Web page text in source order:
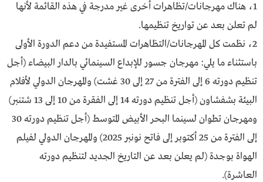
1، هناك مهرجانات/تظاهرات أخرى غير مدرجة في هذه القائمة لأنها
لم تعلن بعد عن تواريخ تنظيمها.
2، نظمت كل المهرجانات/التظاهرات المستفيدة من دعم الدورة الأولى
باستثناء ما يلي: مهرجان جسور للإبداع السينمائي بالدار البيضاء (أجل
تنظيم دورته 6 إلى الفترة من 27 إلى 30 غشت) والمهرجان الدولي لأفلام
البيئة بشفشاون (أجل تنظيم دورته 14 إلى الفقرة من 10 إلى 13 شتنبر)
ومهرجان تطوان لسينما البحر الأبيض المتوسط (أجل تنظيم دورته 30
إلى الفترة من 25 أكتوبر إلى فاتح نونبر 2025) والمهرجان الدولي لفيلم
الهواة بوجدة (لم يعلن بعد عن التاريخ الجديد لتنظيم دورته
العاشرة).